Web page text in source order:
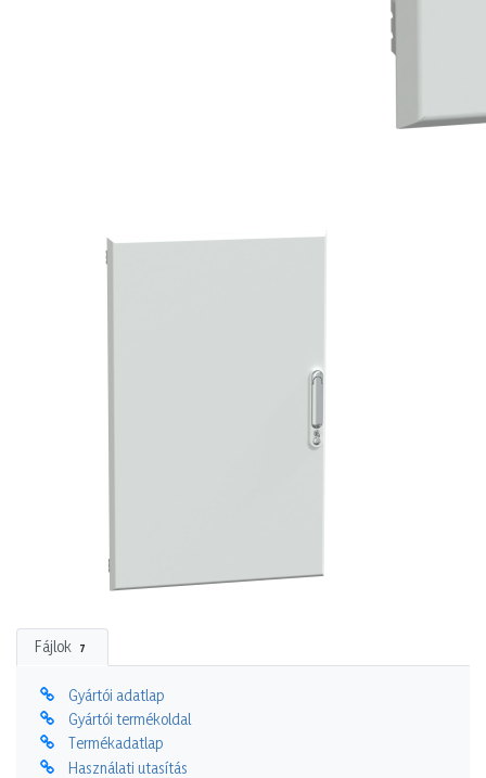
Fájlok 7
Gyártói adatlap
Gyártói termékoldal
Termékadatlap
Használati utasítás